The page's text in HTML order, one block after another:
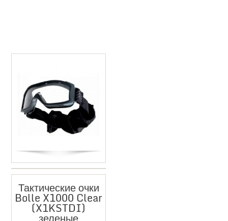
Тактические очки
Bolle X1000 Clear
(X1KSTDI)